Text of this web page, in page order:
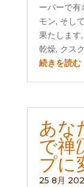
ーバーで有
モン, そし
果たします
乾燥, クス
続きを読む
あな
で禅
プに
25 8月